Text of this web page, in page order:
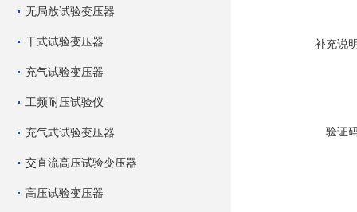
无局放试验变压器
干式试验变压器
充气试验变压器
工频耐压试验仪
充气式试验变压器
交直流高压试验变压器
高压试验变压器
补充说
验证